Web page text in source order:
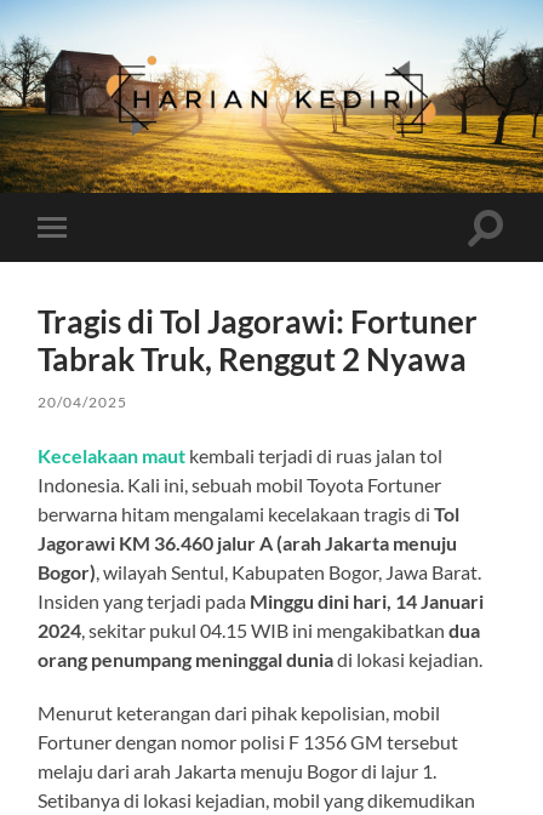
Harian
Kediri
mobile
Toggle
Tragis di Tol Jagorawi: Fortuner
Tabrak Truk, Renggut 2 Nyawa
20/04/2025
Kecelakaan maut kembali terjadi di ruas jalan tol
Indonesia. Kali ini, sebuah mobil Toyota Fortuner
berwarna hitam mengalami kecelakaan tragis diTol
Jagorawi KM 36.460 jalur A (arah Jakarta menuju
Bogor), wilayah Sentul, Kabupaten Bogor, Jawa Barat.
Insiden yang terjadi pada Minggu dini hari, 14 Januari
2024, sekitar pukul 04.15 WIB ini mengakibatkandua
orang penumpang meninggal duniadi lokasi kejadian.
Menurut keterangan dari pihak kepolisian, mobil
Fortuner dengan nomor polisi F 1356 GM tersebut
melaju dari arah Jakarta menuju Bogor di lajur 1.
Setibanya di lokasi kejadian, mobil yang dikemudikan